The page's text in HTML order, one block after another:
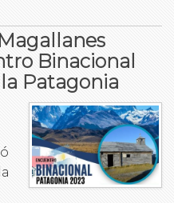
Binacional
Patagonia